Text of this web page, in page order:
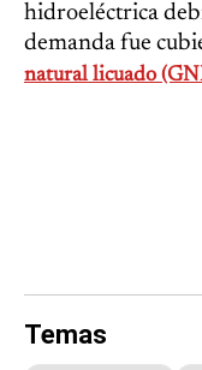
hidroeléctrica
demanda fue
natural licuado
Temas